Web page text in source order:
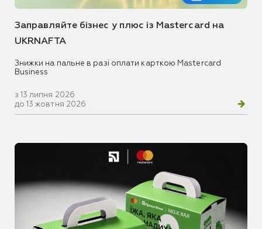
Заправляйте бізнес у плюс із Mastercard на
UKRNAFTA
Знижки на пальне в разі оплати карткою Mastercard
Business
з 13 липня 2026
до 13 жовтня 2026